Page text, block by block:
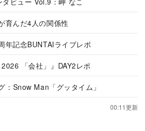
育んだ4人の関係性
年記念BUNTAIライブレポ
「会社」』DAY2レポ
：Snow Man「グッタイム」
00:11更新